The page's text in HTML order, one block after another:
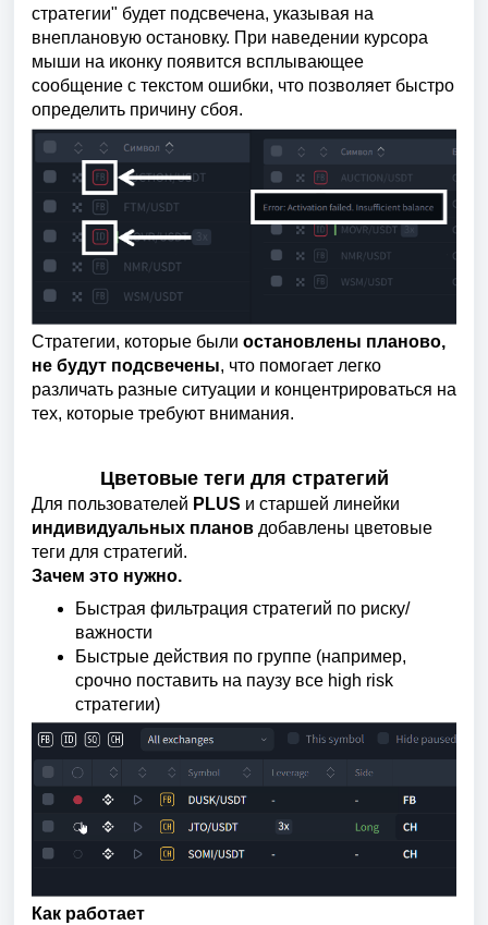
стратегии" будет подсвечена, указывая на
внеплановую остановку. При наведении курсора
мыши на иконку появится всплывающее
сообщение с текстом ошибки, что позволяет быстро
определить причину сбоя.
Стратегии, которые были остановлены планово,
не будут подсвечены, что помогает легко
различать разные ситуации и концентрироваться на
тех, которые требуют внимания.
Цветовые теги для стратегий
Для пользователей PLUS и старшей линейки
индивидуальных планов добавлены цветовые
теги для стратегий.
Зачем это нужно.
Быстрая фильтрация стратегий по риску/
важности
Быстрые действия по группе (например,
срочно поставить на паузу все high risk
стратегии)
Как работает